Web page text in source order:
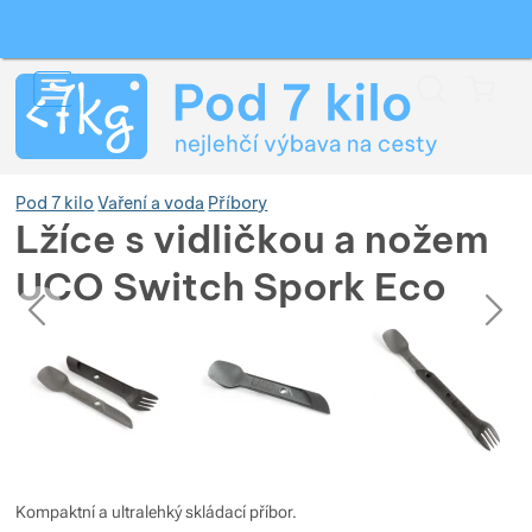
Pod 7 kilo Vaření a voda Příbory
Lžíce s vidličkou a nožem
UCO Switch Spork Eco
Fotografie
předchozí
následující
Kompaktní a ultralehký skládací příbor.
Zobrazit více
Zobrazit více
Zobrazit více
Zobrazit více
Zobrazit více
Zobrazit více